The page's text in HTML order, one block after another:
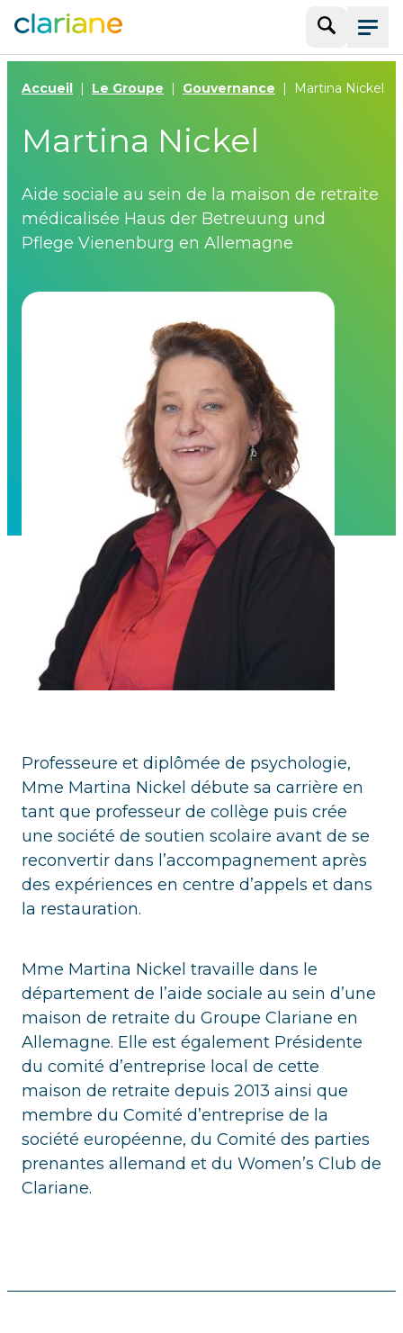
Menu
Accueil Le Groupe Gouvernance Martina Nickel
Martina Nickel
Aide sociale au sein de la maison de retraite
médicalisée Haus der Betreuung und
Pflege Vienenburg en Allemagne
Professeure et diplômée de psychologie,
Mme Martina Nickel débute sa carrière en
tant que professeur de collège puis crée
une société de soutien scolaire avant de se
reconvertir dans l’accompagnement après
des expériences en centre d’appels et dans
la restauration.
Mme Martina Nickel travaille dans le
département de l’aide sociale au sein d’une
maison de retraite du Groupe Clariane en
Allemagne. Elle est également Présidente
du comité d’entreprise local de cette
maison de retraite depuis 2013 ainsi que
membre du Comité d’entreprise de la
société européenne, du Comité des parties
prenantes allemand et du Women’s Club de
Clariane.